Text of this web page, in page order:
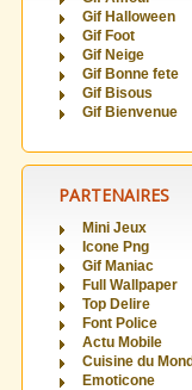
Gif Halloween
Gif Foot
Gif Neige
Gif Bonne fete
Gif Bisous
Gif Bienvenue
PARTENAIRES
Mini Jeux
Icone Png
Gif Maniac
Full Wallpaper
Top Delire
Font Police
Actu Mobile
Cuisine du
Emoticone